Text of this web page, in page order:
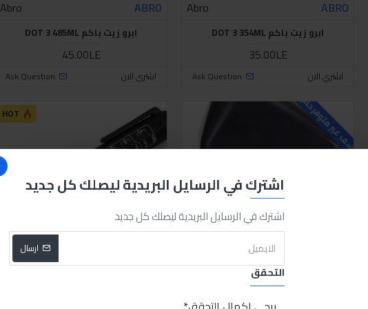
اشترك في الرسايل البريدية ليصلك كل جديد
اشترك في الرسايل البريدية ليصلك كل جديد
ارسال
التحقق
ABRO
Abro
ابرو زيت باكم DOT 3 354ML
35.00LE
اشتري الان Ask Question
ABRO
Abro
ابرو زيت باكم DOT 3 485ML
45.00LE
اشتري الان Ask Question
للاسف غير متوفر حاليا
3276424024015
HOT